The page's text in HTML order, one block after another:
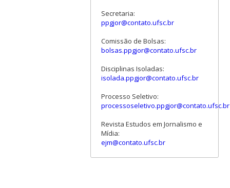
Secretaria:
ppgjor@contato.ufsc.br
Comissão de Bolsas:
bolsas.ppgjor@contato.ufsc.br
Disciplinas Isoladas:
isolada.ppgjor@contato.ufsc.br
Processo Seletivo:
processoseletivo.ppgjor@contato.ufsc.br
Revista Estudos em Jornalismo e
Mídia:
ejm@contato.ufsc.br